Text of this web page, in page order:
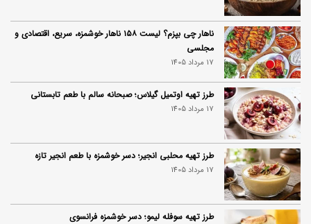
ناهار چی بپزم؟ لیست ۱۵۸ ناهار خوشمزه، سریع، اقتصادی و
مجلسی
17 مرداد 1405
طرز تهیه اوتمیل گیلاس؛ صبحانه سالم با طعم تابستانی
17 مرداد 1405
طرز تهیه محلبی انجیر؛ دسر خوشمزه با طعم انجیر تازه
17 مرداد 1405
طرز تهیه سوفله لیمو؛ دسر خوشمزه فرانسوی